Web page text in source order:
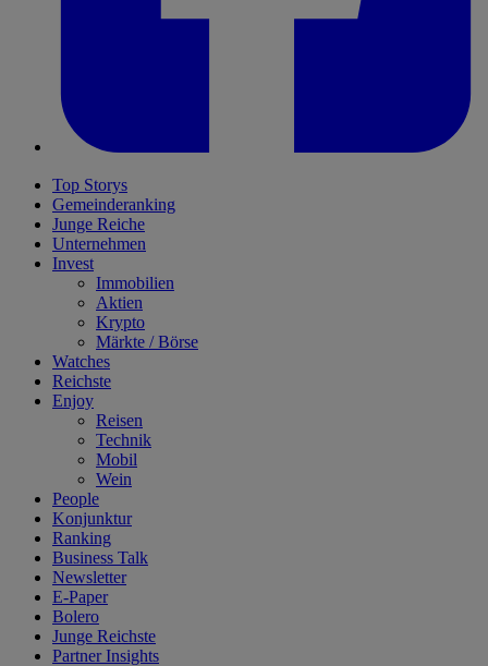
Top Storys
Gemeinderanking
Junge Reiche
Unternehmen
Invest
Immobilien
Aktien
Krypto
Märkte / Börse
Watches
Reichste
Enjoy
Reisen
Technik
Mobil
Wein
People
Konjunktur
Ranking
Business Talk
Newsletter
E-Paper
Bolero
Junge Reichste
Partner Insights